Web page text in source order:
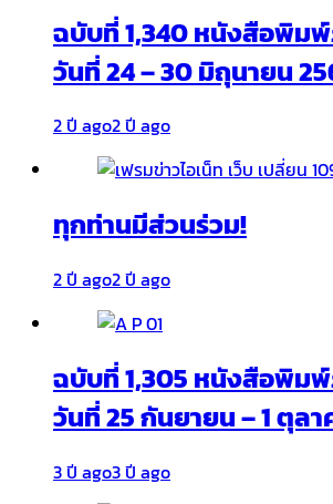
ฉบับที่ 1,340 หนังสือพิม
วันที่ 24 – 30 มิถุนายน
2 ปี ago2 ปี ago
ทุกท่านมีส่วนร่วม!
2 ปี ago2 ปี ago
ฉบับที่ 1,305 หนังสือพิม
วันที่ 25 กันยายน – 1 ตุล
3 ปี ago3 ปี ago